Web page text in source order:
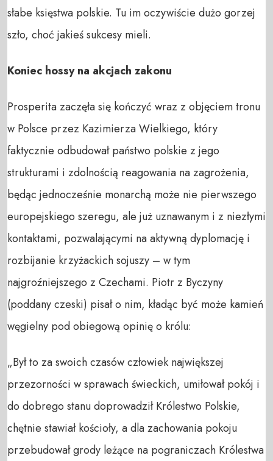
słabe księstwa polskie. Tu im oczywiście dużo gorzej
szło, choć jakieś sukcesy mieli.
Koniec hossy na akcjach zakonu
Prosperita zaczęła się kończyć wraz z objęciem tronu
w Polsce przez Kazimierza Wielkiego, który
faktycznie odbudował państwo polskie z jego
strukturami i zdolnością reagowania na zagrożenia,
będąc jednocześnie monarchą może nie pierwszego
europejskiego szeregu, ale już uznawanym i z niezłymi
kontaktami, pozwalającymi na aktywną dyplomację i
rozbijanie krzyżackich sojuszy – w tym
najgroźniejszego z Czechami. Piotr z Byczyny
(poddany czeski) pisał o nim, kładąc być może kamień
węgielny pod obiegową opinię o królu:
„Był to za swoich czasów człowiek największej
przezorności w sprawach świeckich, umiłował pokój i
do dobrego stanu doprowadził Królestwo Polskie,
chętnie stawiał kościoły, a dla zachowania pokoju
przebudował grody leżące na pograniczach Królestwa